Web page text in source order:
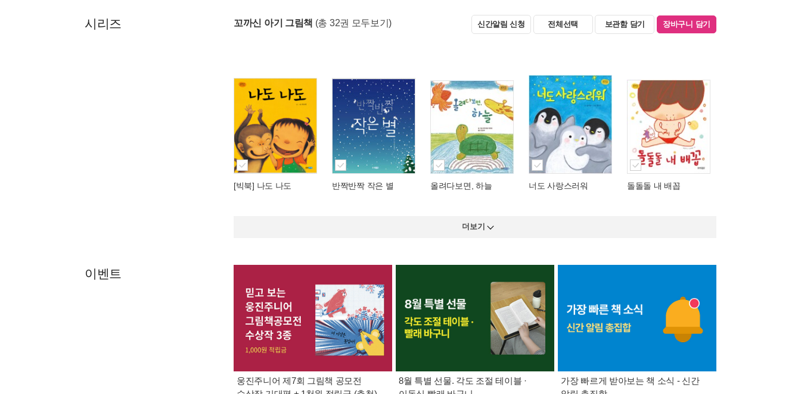
시리즈 꼬까신 아기 그림책 (총 32권 모두보기) 신간알림 신청 전체선택 보관함 담기 장바구니 담기
[빅북] 나도 나도 반짝반짝 작은 별 올려다보면, 하늘 너도 사랑스러워 돌돌돌 내 배꼽
더보기
이벤트
웅진주니어 제7회 그림책 공모전
8월 특별 선물. 각도 조절 테이블 ·
가장 빠르게 받아보는 책 소식 - 신간